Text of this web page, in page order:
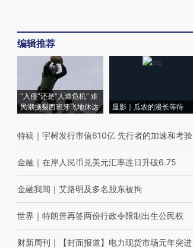
编辑推荐
“入侵”还是“人道危机” 难
民潮撕裂西班牙飞地休达
显影｜瓜农的漫长等待
特稿 ｜ 宇树发行市值610亿 先行者的加速和考验
金融 ｜ 在岸人民币兑美元汇率连日升破6.75
金融我闻 ｜ 艾路明及多名股东被拘
世界 ｜ 特朗普再签两份行政令限制出生公民权
财新周刊 ｜ 【封面报道】电力现货市场元年突进